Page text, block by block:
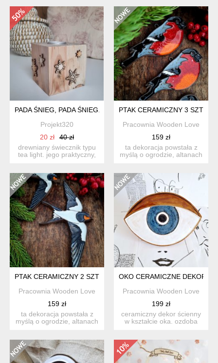
PADA ŚNIEG, PADA ŚNIEG... - DREWNIANY ŚWIECZNIK
Projekt320
20 zł
40 zł
drewniany świecznik typu
tea light. jego praktyczny,
PTAK CERAMICZNY 3 SZTUKI
Pracownia Wooden Love
159 zł
ta dekoracja powstała z
myślą o ogrodzie, altanach
PTAK CERAMICZNY 2 SZTUKI
Pracownia Wooden Love
159 zł
ta dekoracja powstała z
myślą o ogrodzie, altanach
OKO CERAMICZNE
Pracownia Wooden Love
199 zł
ceramiczny dekor ścienny
w kształcie oka. ozdoba